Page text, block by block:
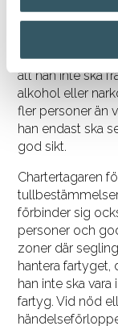
att han inte ska
inte ska
eller för
att han inte ska
alkohol eller
fler personer än
han endast ska
god sikt.
Chartertagaren
förbinder sig
personer och
zoner där
hantera fartyget,
han inte ska
fartyg. Vid nöd